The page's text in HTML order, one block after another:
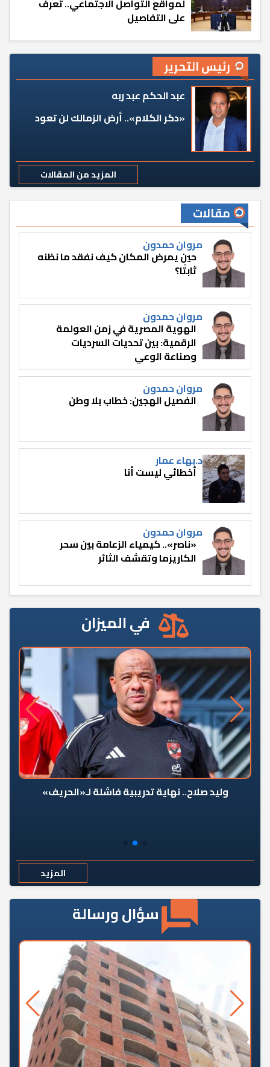
على التفاصيل
رئيس التحرير
عبد الحكم عبد ربه
«دكر الكلام».. أرض الزمالك لن تعود
المزيد من المقالات
مقالات
مروان حمدون
حين يمرض المكان كيف نفقد ما نظنه
ثابتًا؟
مروان حمدون
الهوية المصرية في زمن العولمة
الرقمية: بين تحديات السرديات
وصناعة الوعي
مروان حمدون
الفصيل الهجين: خطاب بلا وطن
د.بهاء عمار
أخطائي ليست أنا
مروان حمدون
«ناصر».. كيمياء الزعامة بين سحر
الكاريزما وتقشف الثائر
في الميزان
وليد صلاح.. نهاية تدريبية فاشلة لـ«الحريف»
المزيد
سؤال ورسالة